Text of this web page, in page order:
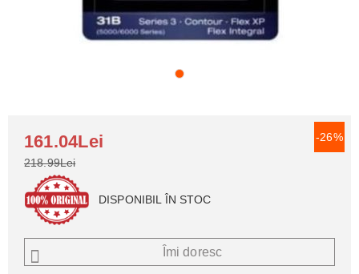
-26%
161.04Lei
218.99Lei
DISPONIBIL ÎN STOC
Îmi doresc